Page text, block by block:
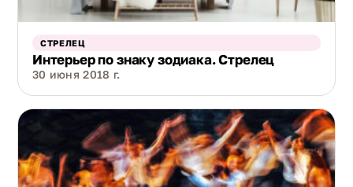
СТРЕЛЕЦ
Интерьер по знаку зодиака. Стрелец
30 июня 2018 г.